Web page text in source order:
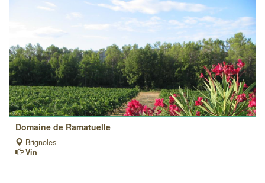
Domaine de Ramatuelle
Brignoles
Vin